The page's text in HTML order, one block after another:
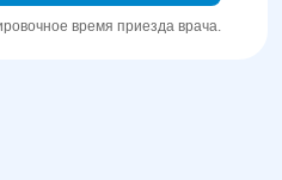
время приезда врача.